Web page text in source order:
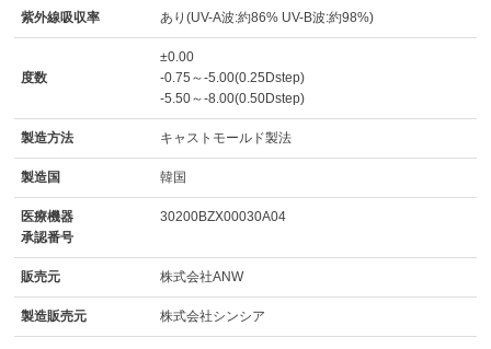
紫外線吸収率 あり(UV-A波:約86% UV-B波:約98%)
度数
±0.00
-0.75～-5.00(0.25Dstep)
-5.50～-8.00(0.50Dstep)
製造方法 キャストモールド製法
製造国 韓国
医療機器
承認番号
30200BZX00030A04
販売元 株式会社ANW
製造販売元 株式会社シンシア